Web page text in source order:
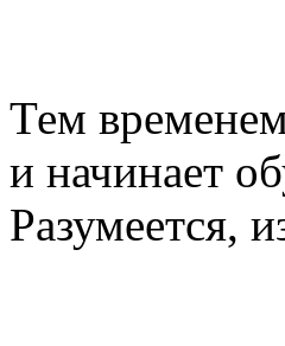
Тем
и начинает
Разумеется,